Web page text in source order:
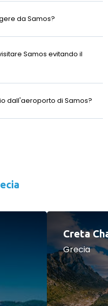
da Samos?
Samos evitando il
dall'aeroporto di Samos?
Creta
Grecia